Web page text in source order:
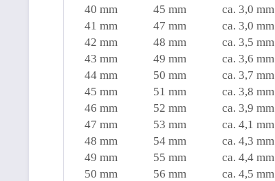
40 mm 45 mm ca. 3,0 mm
41 mm 47 mm ca. 3,0 mm
42 mm 48 mm ca. 3,5 mm
43 mm 49 mm ca. 3,6 mm
44 mm 50 mm ca. 3,7 mm
45 mm 51 mm ca. 3,8 mm
46 mm 52 mm ca. 3,9 mm
47 mm 53 mm ca. 4,1 mm
48 mm 54 mm ca. 4,3 mm
49 mm 55 mm ca. 4,4 mm
50 mm 56 mm ca. 4,5 mm